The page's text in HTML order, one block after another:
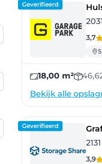
Geverifieerd
3,7
18,00 m²
Bekijk alle
Geverifieerd
3,9